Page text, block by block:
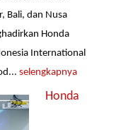
Bali, dan Nusa
Honda
International
selengkapnya
Honda